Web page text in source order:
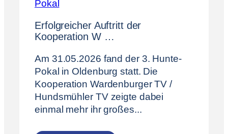
l
e
t
-
r
a
i
n
e
g
Erfolgreicher Auftritt der
Kooperation W …
Am 31.05.2026 fand der 3. Hunte-
Pokal in Oldenburg statt. Die
Kooperation Wardenburger TV /
Hundsmühler TV zeigte dabei
einmal mehr ihr großes...